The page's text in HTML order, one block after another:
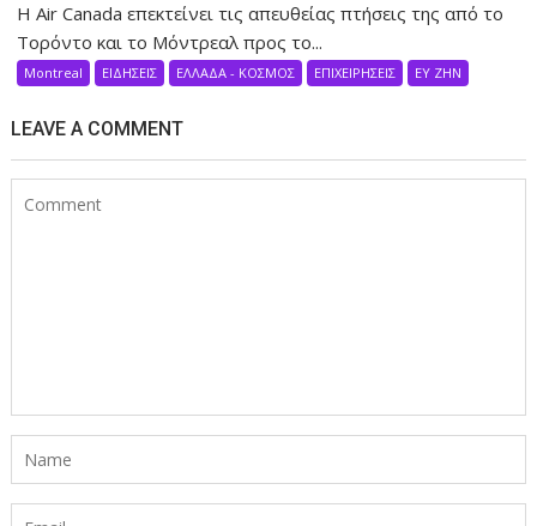
Η Air Canada επεκτείνει τις απευθείας πτήσεις της από το
Τορόντο και το Μόντρεαλ προς το...
Montreal ΕΙΔΗΣΕΙΣ ΕΛΛΑΔΑ - ΚΟΣΜΟΣ ΕΠΙΧΕΙΡΗΣΕΙΣ ΕΥ ΖΗΝ
LEAVE A COMMENT